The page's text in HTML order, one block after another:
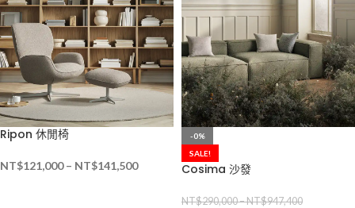
Ripon 休閒椅
NT$121,000 – NT$141,500
-0%
SALE!
Cosima 沙發
NT$290,000–NT$947,400